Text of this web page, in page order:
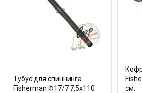
Тубус для спиннинга
Fisherman Ф17/7 7,5х110
см.